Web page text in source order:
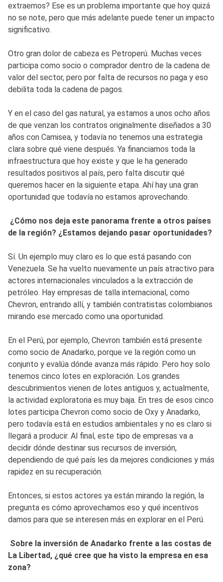
extraemos? Ese es un problema importante que hoy quizá
no se note, pero que más adelante puede tener un impacto
significativo.
Otro gran dolor de cabeza es Petroperú. Muchas veces
participa como socio o comprador dentro de la cadena de
valor del sector, pero por falta de recursos no paga y eso
debilita toda la cadena de pagos.
Y en el caso del gas natural, ya estamos a unos ocho años
de que venzan los contratos originalmente diseñados a 30
años con Camisea, y todavía no tenemos una estrategia
clara sobre qué viene después. Ya financiamos toda la
infraestructura que hoy existe y que le ha generado
resultados positivos al país, pero falta discutir qué
queremos hacer en la siguiente etapa. Ahí hay una gran
oportunidad que todavía no estamos aprovechando.
¿Cómo nos deja este panorama frente a otros países
de la región? ¿Estamos dejando pasar oportunidades?
Sí. Un ejemplo muy claro es lo que está pasando con
Venezuela. Se ha vuelto nuevamente un país atractivo para
actores internacionales vinculados a la extracción de
petróleo. Hay empresas de talla internacional, como
Chevron, entrando allí, y también contratistas colombianos
mirando ese mercado como una oportunidad.
En el Perú, por ejemplo, Chevron también está presente
como socio de Anadarko, porque ve la región como un
conjunto y evalúa dónde avanza más rápido. Pero hoy solo
tenemos cinco lotes en exploración. Los grandes
descubrimientos vienen de lotes antiguos y, actualmente,
la actividad exploratoria es muy baja. En tres de esos cinco
lotes participa Chevron como socio de Oxy y Anadarko,
pero todavía está en estudios ambientales y no es claro si
llegará a producir. Al final, este tipo de empresas va a
decidir dónde destinar sus recursos de inversión,
dependiendo de qué país les da mejores condiciones y más
rapidez en su recuperación.
Entonces, si estos actores ya están mirando la región, la
pregunta es cómo aprovechamos eso y qué incentivos
damos para que se interesen más en explorar en el Perú.
Sobre la inversión de Anadarko frente a las costas de
La Libertad, ¿qué cree que ha visto la empresa en esa
zona?